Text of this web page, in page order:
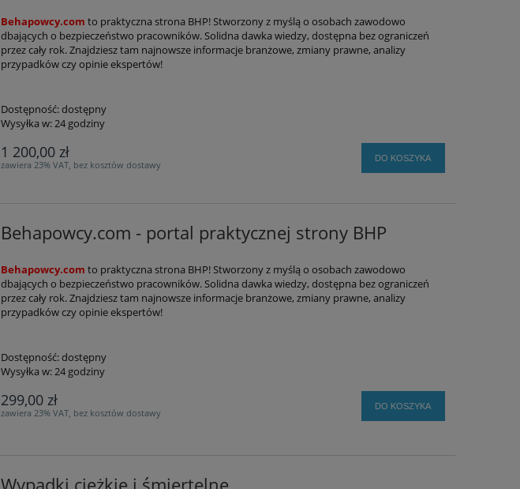
Behapowcy.com to praktyczna strona BHP! Stworzony z myślą o osobach zawodowo
dbających o bezpieczeństwo pracowników. Solidna dawka wiedzy, dostępna bez ograniczeń
przez cały rok. Znajdziesz tam najnowsze informacje branżowe, zmiany prawne, analizy
przypadków czy opinie ekspertów!
Dostępność:dostępny
Wysyłka w:24 godziny
1 200,00 zł
zawiera 23% VAT, bez kosztów dostawy
DO KOSZYKA
Behapowcy.com - portal praktycznej strony BHP
Behapowcy.com to praktyczna strona BHP! Stworzony z myślą o osobach zawodowo
dbających o bezpieczeństwo pracowników. Solidna dawka wiedzy, dostępna bez ograniczeń
przez cały rok. Znajdziesz tam najnowsze informacje branżowe, zmiany prawne, analizy
przypadków czy opinie ekspertów!
Dostępność:dostępny
Wysyłka w: 24 godziny
299,00 zł
zawiera 23% VAT, bez kosztów dostawy
DO KOSZYKA